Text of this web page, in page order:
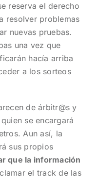
reserva el derecho
resolver problemas
nuevas pruebas.
una vez que
hacía arriba
a los sorteos
de árbitr@s y
se encargará
Aun así, la
sus propios
que la información
el track de las